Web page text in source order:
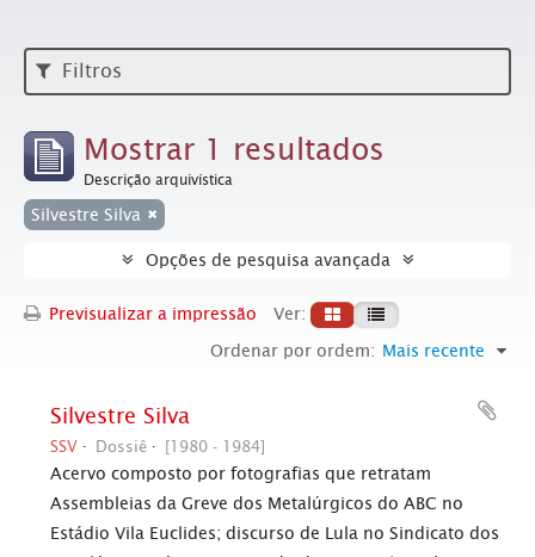
Filtros
Mostrar 1 resultados
Descrição arquivística
Silvestre Silva
Opções de pesquisa avançada
Previsualizar a impressão
Ver:
Ordenar por ordem: Mais recente
Silvestre Silva
SSV Dossiê [1980 - 1984]
Acervo composto por fotografias que retratam
Assembleias da Greve dos Metalúrgicos do ABC no
Estádio Vila Euclides; discurso de Lula no Sindicato dos